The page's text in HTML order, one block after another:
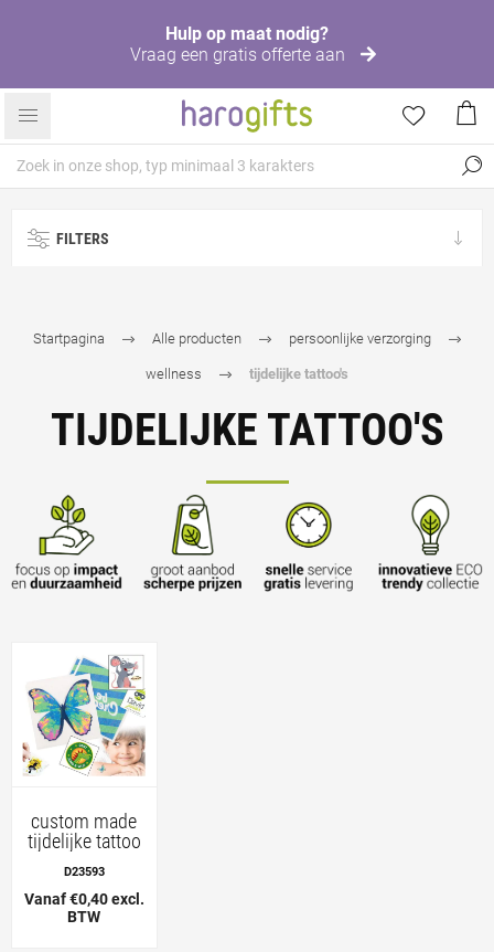
Hulp op maat nodig?
Vraag een gratis offerte aan
FILTERS
Startpagina Alle producten persoonlijke verzorging
wellness tijdelijke tattoo's
TIJDELIJKE TATTOO'S
custom made
tijdelijke tattoo
D23593
Vanaf €0,40 excl.
BTW